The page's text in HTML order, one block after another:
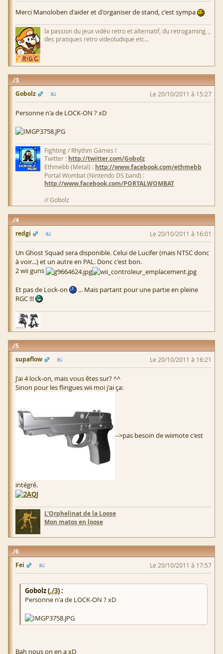
Merci Manoloben d'aider et d'organiser de stand, c'est sympa
la passion du jeux vidéo retro et alternatif, du retrogaming, ,
des pratiques retro videoludique etc...
3
Gobolz
Le 20/10/2011 à 15:27
Personne n'a de LOCK-ON ? xD
Fighting / Rhythm Games !
Twitter : http://twitter.com/Gobolz
Ethmebb (Metal) : http://www.facebook.com/ethmebb
Portal Wombat (Nintendo DS band) :
http://www.facebook.com/PORTALWOMBAT
// Gobolz
4
redgi
Le 20/10/2011 à 16:01
Un Ghost Squad sera disponible. Celui de Lucifer (mais NTSC donc
à voir...) et un autre en PAL. Donc c'est bon.
2 wii guns
Et pas de Lock-on
... Mais partant pour une partie en pleine
RGC !!!
5
supaflow
Le 20/10/2011 à 16:21
J'ai 4 lock-on, mais vous êtes sur? ^^
Sinon pour les flingues wii moi j'ai ça:
-->pas besoin de wiimote c'est
intégré.
L'Orphelinat de la Loose
Mon matos en loose
6
Fei
Le 20/10/2011 à 17:57
Gobolz (./3) :
Personne n'a de LOCK-ON ? xD
Bah nous on en a xD